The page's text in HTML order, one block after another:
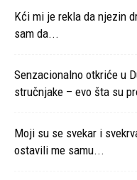
Kći mi je rekla da njezin
sam da...
Senzacionalno otkriće u
stručnjake – evo šta su
Moji su se svekar i
ostavili me samu...